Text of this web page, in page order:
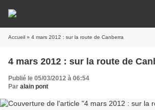
Accueil » 4 mars 2012 : sur la route de Canberra
4 mars 2012 : sur la route de
Publié le 05/03/2012 à 06:54
Par alain pont